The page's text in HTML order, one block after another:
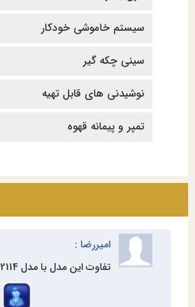
سیستم خاموشی خودکار
سینی چکه گیر
نوشیدنی های قابل تهیه
تمپر و پیمانه قهوه
امیررضا :
تفاوت این مدل با مدل 2114 تو چیه؟ کدوم بهتره؟ ی دستگاه جم و جور با کیفیت میخوام